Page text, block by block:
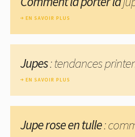
EN SAVOIR PLUS
Jupes: tendances
EN SAVOIR PLUS
Jupe rose en tulle: